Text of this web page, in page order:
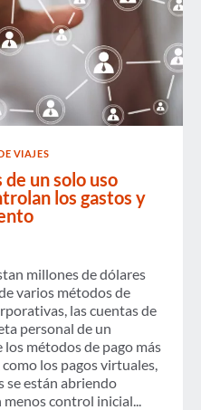
VIAJES
un solo uso
los gastos y
millones de dólares
varios métodos de
las cuentas de
personal de un
métodos de pago más
los pagos virtuales,
se están abriendo
control inicial...